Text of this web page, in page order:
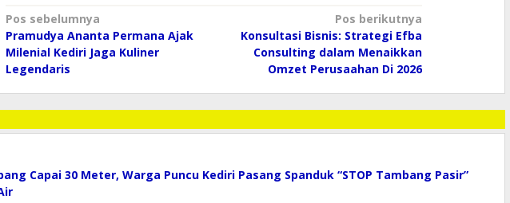
Navigasi
pos
Pos sebelumnya
Pramudya Ananta Permana Ajak
Milenial Kediri Jaga Kuliner
Legendaris
Pos berikutnya
Konsultasi Bisnis: Strategi Efba
Consulting dalam Menaikkan
Omzet Perusaahan Di 2026
Capai 30 Meter, Warga Puncu Kediri Pasang Spanduk “STOP Tambang Pasir”